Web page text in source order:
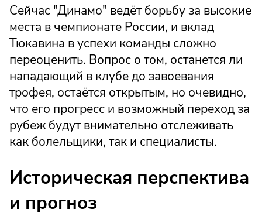
Сейчас "Динамо" ведёт борьбу за высокие
места в чемпионате России, и вклад
Тюкавина в успехи команды сложно
переоценить. Вопрос о том, останется ли
нападающий в клубе до завоевания
трофея, остаётся открытым, но очевидно,
что его прогресс и возможный переход за
рубеж будут внимательно отслеживать
как болельщики, так и специалисты.
Историческая перспектива
и прогноз